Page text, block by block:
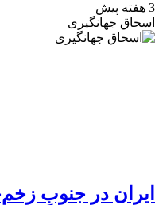
3 هفته پیش
اسحاق جهانگیری
ایران در جنوبِ